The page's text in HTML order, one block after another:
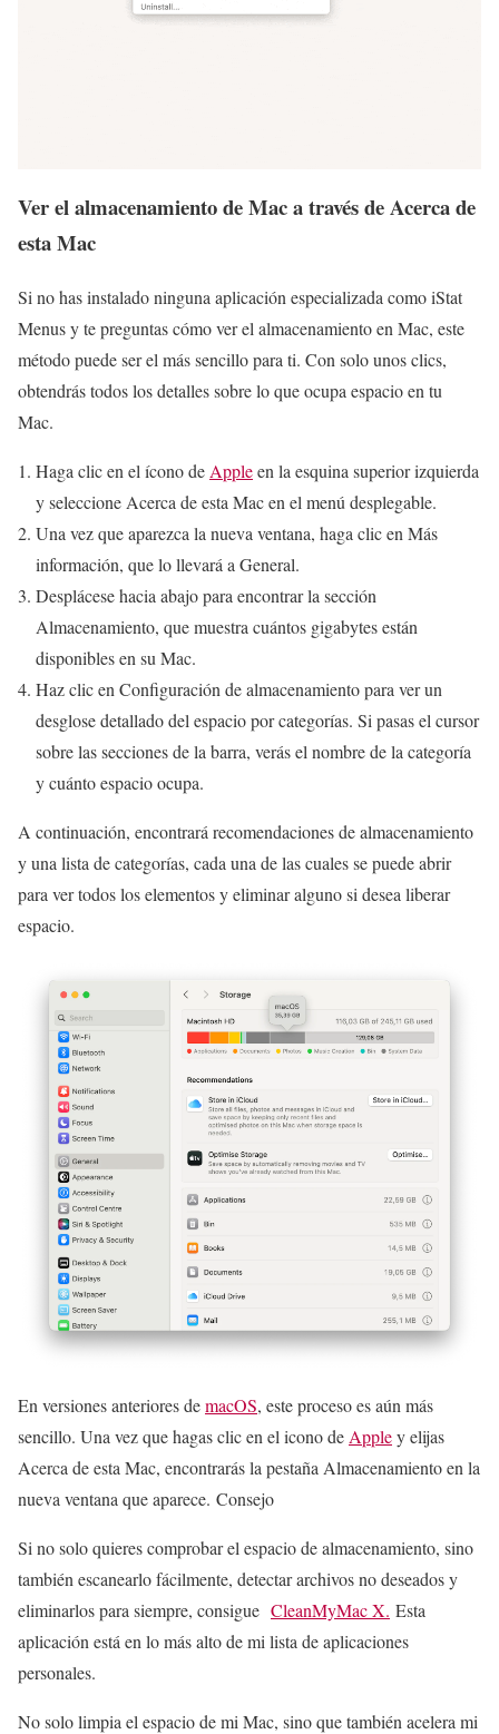
Ver el almacenamiento de Mac a través de Acerca de
esta Mac
Si no has instalado ninguna aplicación especializada como iStat
Menus y te preguntas cómo ver el almacenamiento en Mac, este
método puede ser el más sencillo para ti. Con solo unos clics,
obtendrás todos los detalles sobre lo que ocupa espacio en tu
Mac.
Haga clic en el ícono de Appleen la esquina superior izquierda
y seleccione Acerca de esta Mac en el menú desplegable.
Una vez que aparezca la nueva ventana, haga clic en Más
información, que lo llevará a General.
Desplácese hacia abajo para encontrar la sección
Almacenamiento, que muestra cuántos gigabytes están
disponibles en su Mac.
Haz clic en Configuración de almacenamiento para ver un
desglose detallado del espacio por categorías. Si pasas el cursor
sobre las secciones de la barra, verás el nombre de la categoría
y cuánto espacio ocupa.
A continuación, encontrará recomendaciones de almacenamiento
y una lista de categorías, cada una de las cuales se puede abrir
para ver todos los elementos y eliminar alguno si desea liberar
espacio.
En versiones anteriores demacOS, este proceso es aún más
sencillo. Una vez que hagas clic en el icono de Appley elijas
Acerca de esta Mac, encontrarás la pestaña Almacenamiento en la
nueva ventana que aparece. Consejo
Si no solo quieres comprobar el espacio de almacenamiento, sino
también escanearlo fácilmente, detectar archivos no deseados y
eliminarlos para siempre, consigue CleanMyMac X. Esta
aplicación está en lo más alto de mi lista de aplicaciones
personales.
No solo limpia el espacio de mi Mac, sino que también acelera mi